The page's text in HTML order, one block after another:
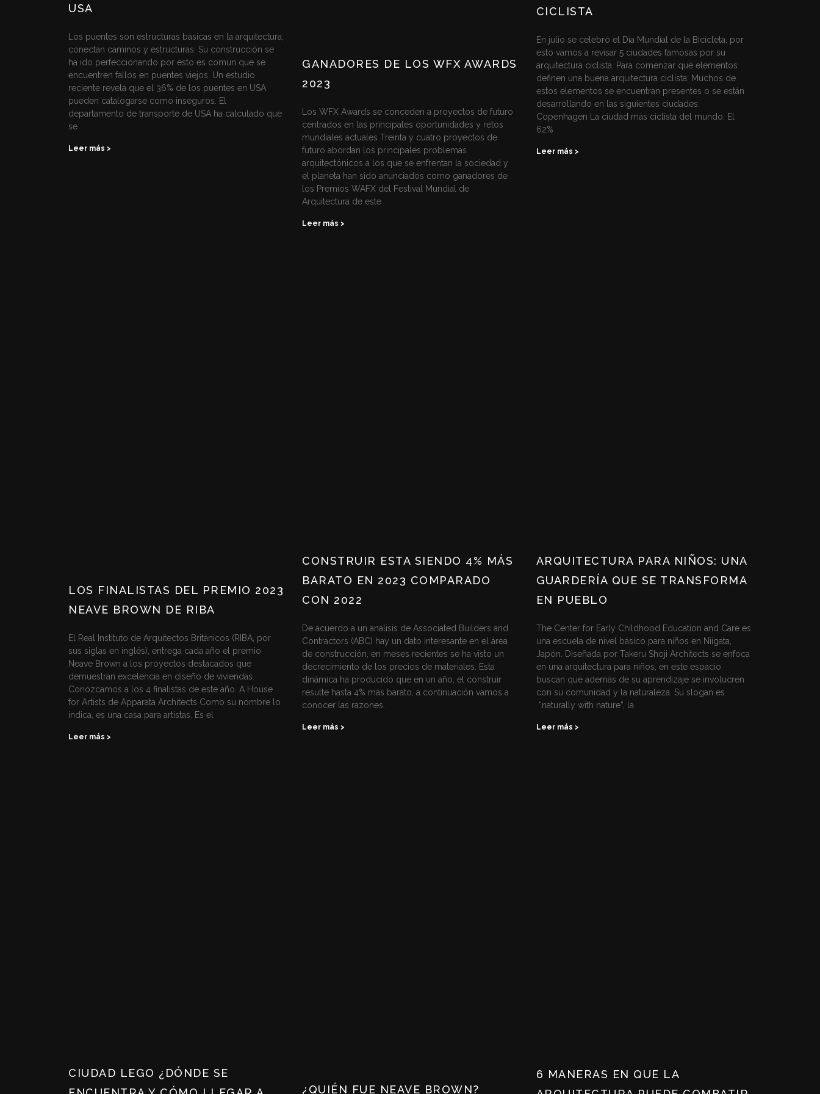
USA
Los puentes son estructuras básicas en la arquitectura,
conectan caminos y estructuras. Su construcción se
ha ido perfeccionando por esto es común que se
encuentren fallos en puentes viejos. Un estudio
reciente revela que el 36% de los puentes en USA
pueden catalogarse como inseguros. El
departamento de transporte de USA ha calculado que
se
Leer más >
GANADORES DE LOS WFX AWARDS
2023
Los WFX Awards se conceden a proyectos de futuro
centrados en las principales oportunidades y retos
mundiales actuales Treinta y cuatro proyectos de
futuro abordan los principales problemas
arquitectónicos a los que se enfrentan la sociedad y
el planeta han sido anunciados como ganadores de
los Premios WAFX del Festival Mundial de
Arquitectura de este
Leer más >
CICLISTA
En julio se celebró el Día Mundial de la Bicicleta, por
esto vamos a revisar 5 ciudades famosas por su
arquitectura ciclista. Para comenzar qué elementos
definen una buena arquitectura ciclista: Muchos de
estos elementos se encuentran presentes o se están
desarrollando en las siguientes ciudades:
Copenhagen La ciudad más ciclista del mundo. El
62%
Leer más >
LOS FINALISTAS DEL PREMIO 2023
NEAVE BROWN DE RIBA
El Real Instituto de Arquitectos Británicos (RIBA, por
sus siglas en inglés), entrega cada año el premio
Neave Brown a los proyectos destacados que
demuestran excelencia en diseño de viviendas.
Conozcamos a los 4 finalistas de este año. A House
for Artists de Apparata Architects Como su nombre lo
indica, es una casa para artistas. Es el
Leer más >
CONSTRUIR ESTA SIENDO 4% MÁS
BARATO EN 2023 COMPARADO
CON 2022
De acuerdo a un analisis de Associated Builders and
Contractors (ABC) hay un dato interesante en el área
de construcción, en meses recientes se ha visto un
decrecimiento de los precios de materiales. Esta
dinámica ha producido que en un año, el construir
resulte hasta 4% más barato, a continuación vamos a
conocer las razones.
Leer más >
ARQUITECTURA PARA NIÑOS: UNA
GUARDERÍA QUE SE TRANSFORMA
EN PUEBLO
The Center for Early Childhood Education and Care es
una escuela de nivel básico para niños en Niigata,
Japón. Diseñada por Takeru Shoji Architects se enfoca
en una arquitectura para niños, en este espacio
buscan que además de su aprendizaje se involucren
con su comunidad y la naturaleza. Su slogan es
“naturally with nature”, la
Leer más >
CIUDAD LEGO ¿DÓNDE SE
¿QUIÉN FUE NEAVE BROWN?
6 MANERAS EN QUE LA